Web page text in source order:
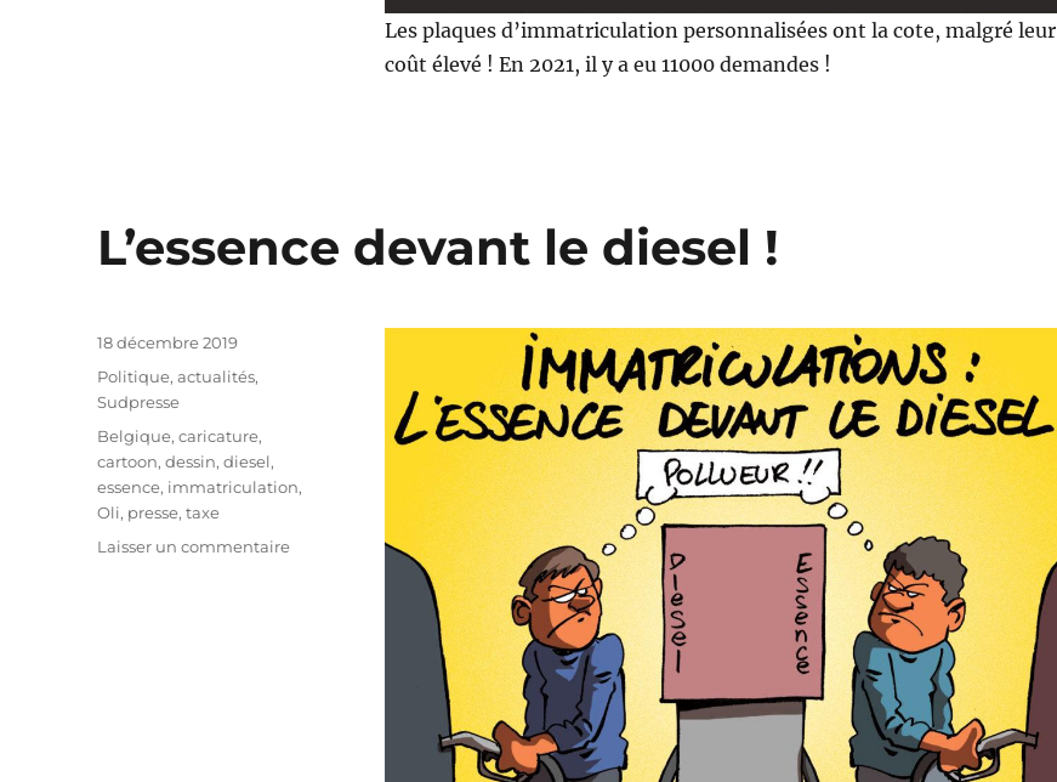
Les plaques d’immatriculation personnalisées ont la cote, malgré leur
coût élevé ! En 2021, il y a eu 11000 demandes !
L’essence devant le diesel !
Publié
18 décembre 2019
Catégories
Politique, actualités,
Sudpresse
Étiquettes
Belgique,caricature,
cartoon,dessin,diesel,
essence, immatriculation,
Oli, presse,taxe
Laisser un commentairesur